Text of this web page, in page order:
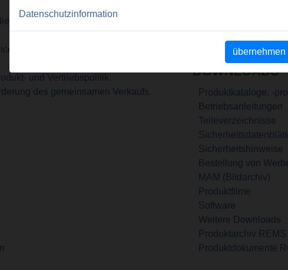
REMS Qualitätsprodukte.
Überall vor Ort.
und Vertriebspolitik.
des gemeinsamen Verkaufs.
Verlängerung der
DOWNLOADS
Produktkataloge, -
Betriebsanleitungen
Teileverzeichnisse
Sicherheitshinweise
Bestellung von
MAM (Bildarchiv)
Produktfilme
Software
Weitere Downloads
Produktarchiv REMS
Produktdokumente
Datenschutzinformation
übernehmen